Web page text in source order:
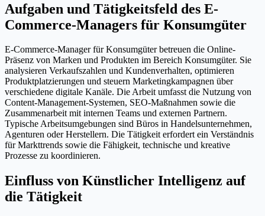
Aufgaben und Tätigkeitsfeld des E-
Commerce-Managers für Konsumgüter
E-Commerce-Manager für Konsumgüter betreuen die Online-
Präsenz von Marken und Produkten im Bereich Konsumgüter. Sie
analysieren Verkaufszahlen und Kundenverhalten, optimieren
Produktplatzierungen und steuern Marketingkampagnen über
verschiedene digitale Kanäle. Die Arbeit umfasst die Nutzung von
Content-Management-Systemen, SEO-Maßnahmen sowie die
Zusammenarbeit mit internen Teams und externen Partnern.
Typische Arbeitsumgebungen sind Büros in Handelsunternehmen,
Agenturen oder Herstellern. Die Tätigkeit erfordert ein Verständnis
für Markttrends sowie die Fähigkeit, technische und kreative
Prozesse zu koordinieren.
Einfluss von Künstlicher Intelligenz auf
die Tätigkeit